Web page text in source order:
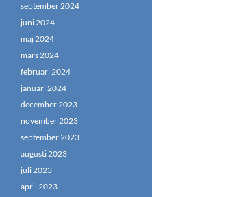
september 2024
juni 2024
maj 2024
mars 2024
februari 2024
januari 2024
december 2023
november 2023
september 2023
augusti 2023
juli 2023
april 2023